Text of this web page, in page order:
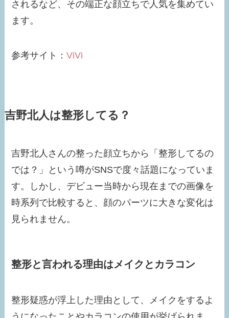
されるなど、その端正な顔立ちで人気を集めてい
ます。
参考サイト：ViVi
吉野北人は整形してる？
吉野北人さんの整った顔立ちから「整形してるの
では？」という噂がSNSで度々話題になっていま
す。しかし、デビュー当時から現在までの画像を
時系列で比較すると、顔のパーツに大きな変化は
見られません。
整形と言われる理由はメイクとカラコン
整形疑惑が浮上した理由として、メイクをするよ